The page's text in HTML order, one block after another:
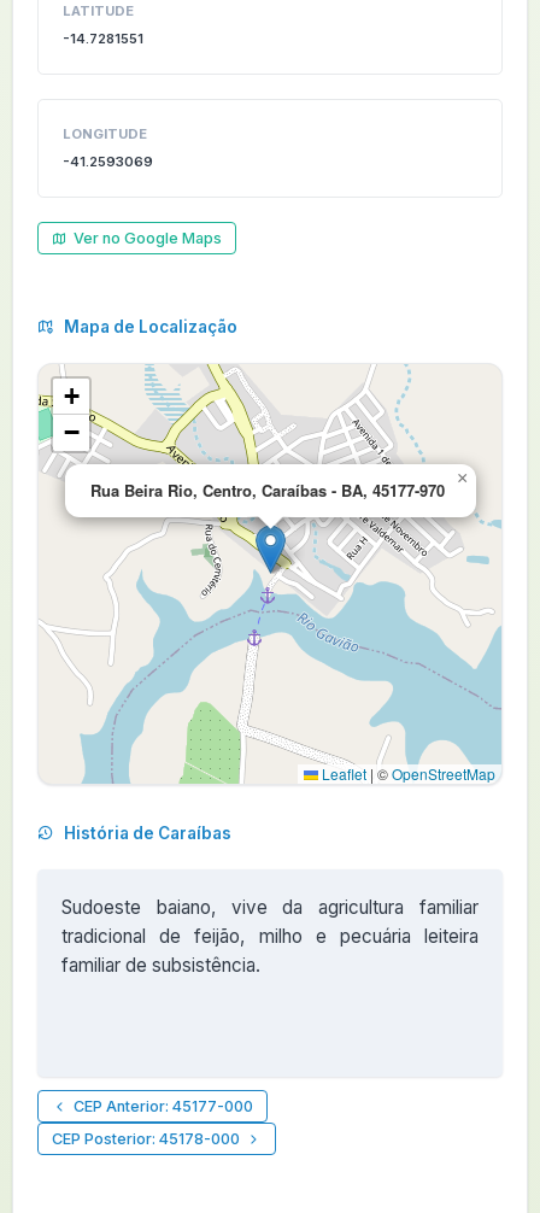
LATITUDE
-14.7281551
LONGITUDE
-41.2593069
Ver no Google Maps
Mapa de Localização
Rua Beira Rio, Centro, Caraíbas - BA, 45177-970
×
+
−
Leaflet | ©OpenStreetMap
História de Caraíbas
Sudoeste baiano, vive da agricultura familiar
tradicional de feijão, milho e pecuária leiteira
familiar de subsistência.
CEP Anterior: 45177-000
CEP Posterior: 45178-000